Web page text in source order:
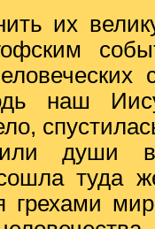
их
наш
души
туда
грехами